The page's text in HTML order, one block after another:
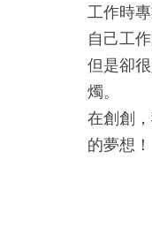
工作時
自己工
但是卻
燭。
在創創
的夢想！